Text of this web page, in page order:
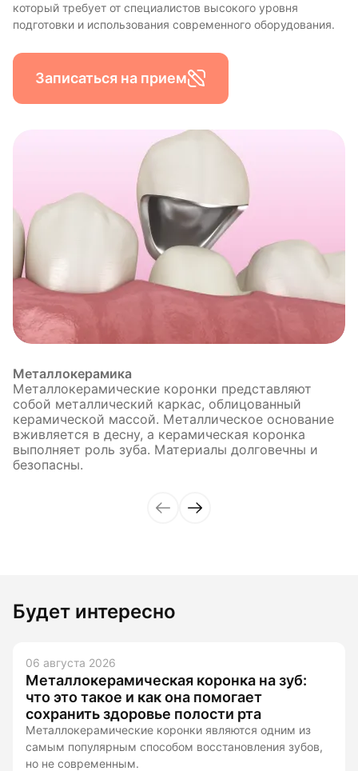
который требует от специалистов высокого уровня
подготовки и использования современного оборудования.
Записаться на прием
Металлокерамика
Металлокерамические коронки представляют
собой металлический каркас, облицованный
керамической массой. Металлическое основание
вживляется в десну, а керамическая коронка
выполняет роль зуба. Материалы долговечны и
безопасны.
Будет интересно
2026
коронка на зуб:
это такое и как она помогает
здоровье полости рта
коронки являются одним из
популярным способом восстановления зубов,
не современным.